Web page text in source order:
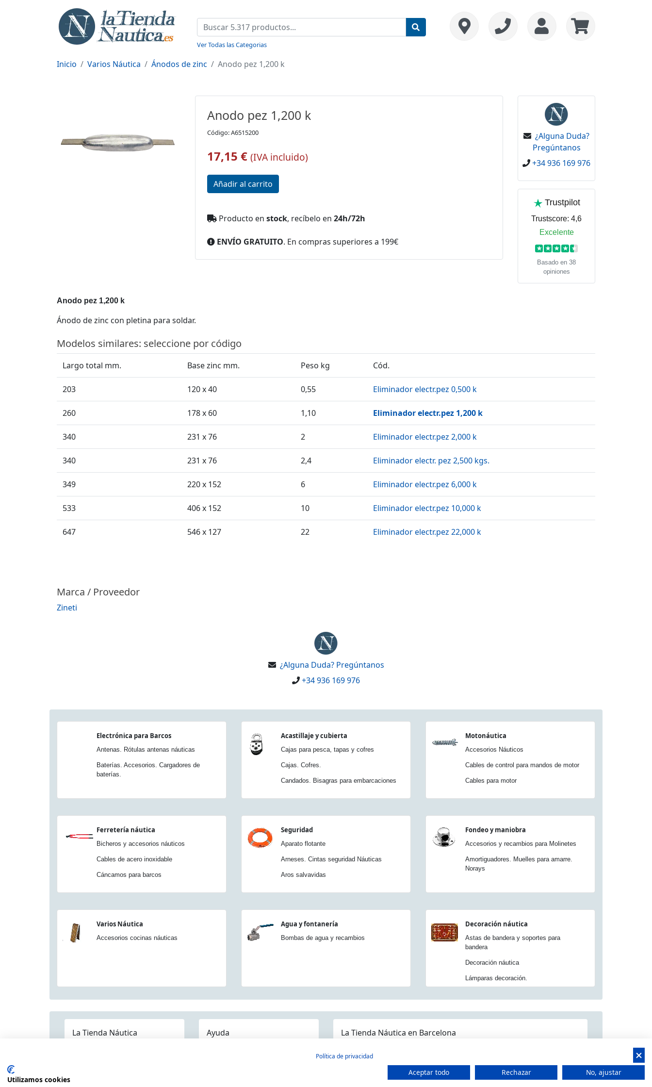
Ver Todas las Categorias
Inicio Varios Náutica Ánodos de zinc Anodo pez 1,200 k
Anodo pez 1,200 k
Código: A6515200
17,15 € (IVA incluido)
Producto en stock, recíbelo en 24h/72h
ENVÍO GRATUITO. En compras superiores a 199€
¿Alguna Duda?
Pregúntanos
+34 936 169 976
Trustpilot
Trustscore: 4,6
Excelente
★ ★ ★ ★ ★
Basado en 38
opiniones
Anodo pez 1,200 k
Ánodo de zinc con pletina para soldar.
Modelos similares: seleccione por código
Largo total mm. Base zinc mm. Peso kg Cód.
203 120 x 40 0,55 Eliminador electr.pez 0,500 k
260 178 x 60 1,10 Eliminador electr.pez 1,200 k
340 231 x 76 2 Eliminador electr.pez 2,000 k
340 231 x 76 2,4 Eliminador electr. pez 2,500 kgs.
349 220 x 152 6 Eliminador electr.pez 6,000 k
533 406 x 152 10 Eliminador electr.pez 10,000 k
647 546 x 127 22 Eliminador electr.pez 22,000 k
Marca / Proveedor
Zineti
¿Alguna Duda? Pregúntanos
+34 936 169 976
Electrónica para Barcos
Antenas. Rótulas antenas náuticas
Baterías. Accesorios. Cargadores de
baterías.
Acastillaje y cubierta
Cajas para pesca, tapas y cofres
Cajas. Cofres.
Candados. Bisagras para embarcaciones
Motonáutica
Accesorios Náuticos
Cables de control para mandos de motor
Cables para motor
Ferretería náutica
Bicheros y accesorios náuticos
Cables de acero inoxidable
Cáncamos para barcos
Seguridad
Aparato flotante
Arneses. Cintas seguridad Náuticas
Aros salvavidas
Fondeo y maniobra
Accesorios y recambios para Molinetes
Amortiguadores. Muelles para amarre.
Norays
Varios Náutica
Accesorios cocinas náuticas
Agua y fontanería
Bombas de agua y recambios
Decoración náutica
Astas de bandera y soportes para
bandera
Decoración náutica
Lámparas decoración.
La Tienda Náutica Ayuda La Tienda Náutica en Barcelona
MARSAL EQUIPOS NÁUTICOS SLL CIF: B66506940
Política de privacidad
Utilizamos cookies
Aceptar todo Rechazar No, ajustar